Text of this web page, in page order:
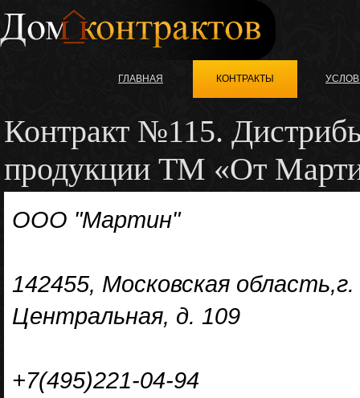
ГЛАВНАЯ КОНТРАКТЫ
Контракт №115.
продукции ТМ «От
ООО "Мартин"
142455, Московская
Центральная, д. 109
+7(495)221-04-94